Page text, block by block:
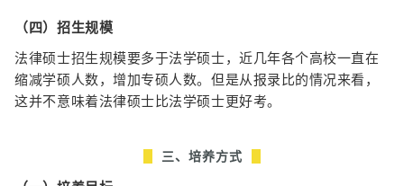
（四）招生规模
法律硕士招生规模要多于法学硕士，近几年各个高校一直在
缩减学硕人数，增加专硕人数。但是从报录比的情况来看，
这并不意味着法律硕士比法学硕士更好考。
三、培养方式